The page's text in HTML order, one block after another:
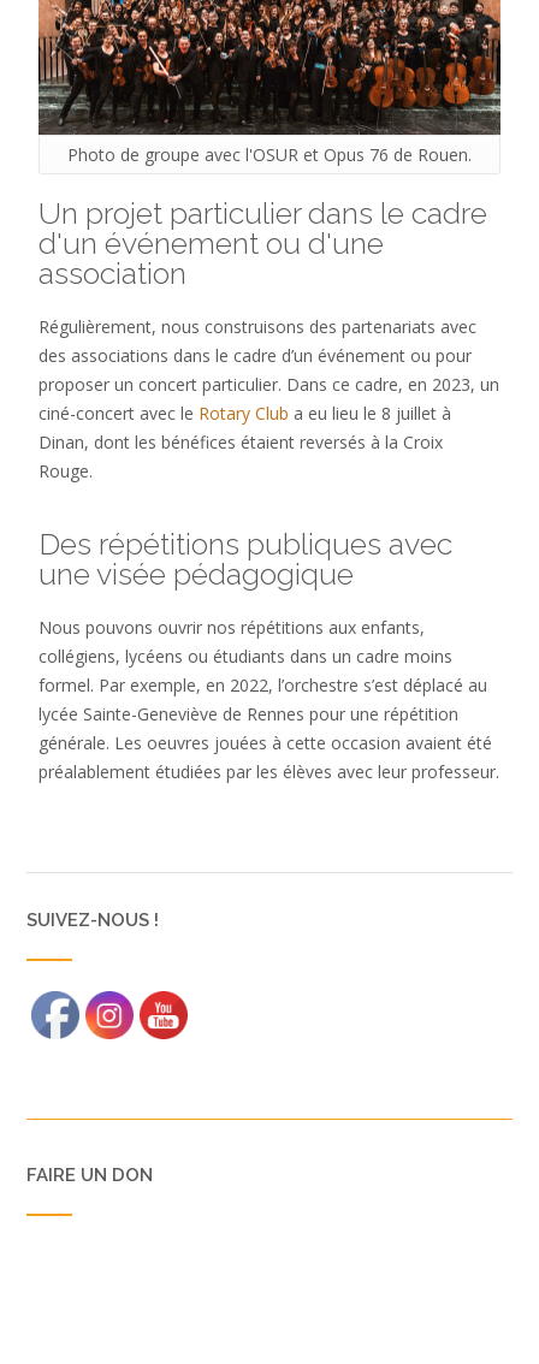
Photo de groupe avec l'OSUR et Opus 76 de Rouen.
Un projet particulier dans le cadre
d'un événement ou d'une
association
Régulièrement, nous construisons des partenariats avec
des associations dans le cadre d’un événement ou pour
proposer un concert particulier. Dans ce cadre, en 2023, un
ciné-concert avec le Rotary Club a eu lieu le 8 juillet à
Dinan, dont les bénéfices étaient reversés à la Croix
Rouge.
Des répétitions publiques avec
une visée pédagogique
Nous pouvons ouvrir nos répétitions aux enfants,
collégiens, lycéens ou étudiants dans un cadre moins
formel. Par exemple, en 2022, l’orchestre s’est déplacé au
lycée Sainte-Geneviève de Rennes pour une répétition
générale. Les oeuvres jouées à cette occasion avaient été
préalablement étudiées par les élèves avec leur professeur.
SUIVEZ-NOUS !
FAIRE UN DON